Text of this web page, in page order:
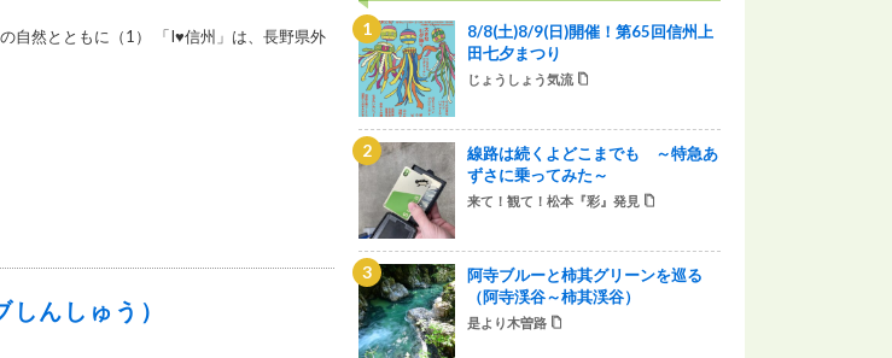
自然とともに（1） 「I♥信州」は、長野県外
んしゅう）
8/8(土)8/9(日)開催！第65回信州上
田七夕まつり
じょうしょう気流
線路は続くよどこまでも ～特急あ
ずさに乗ってみた～
来て！観て！松本『彩』発見
阿寺ブルーと柿其グリーンを巡る
（阿寺渓谷～柿其渓谷）
是より木曽路